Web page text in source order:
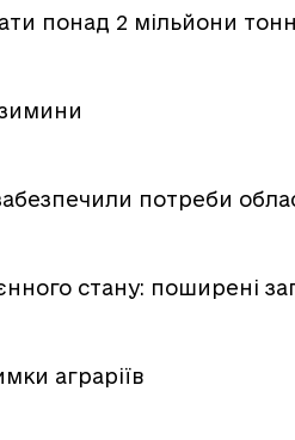
понад 2 мільйони
потреби
стану: поширені
аграріїв